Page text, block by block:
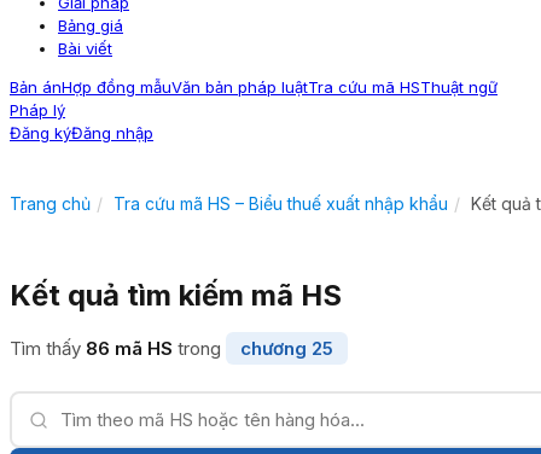
Bảng giá
Bài viết
Bản ánHợp đồng mẫuVăn bản pháp luậtTra cứu mã HSThuật ngữ
Pháp lý
Đăng kýĐăng nhập
Trang chủ Tra cứu mã HS – Biểu thuế xuất nhập khẩu Kết quả
Kết quả tìm kiếm mã HS
Tìm thấy 86 mã HS trong chương 25